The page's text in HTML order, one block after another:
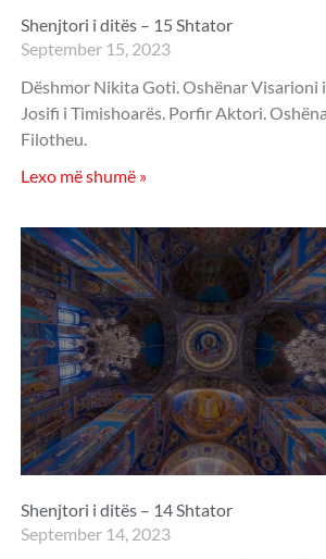
Shenjtori i ditës – 15 Shtator
September 15, 2023
Dëshmor Nikita Goti. Oshënar Visarioni
Josifi i Timishoarës. Porfir Aktori.
Filotheu.
Lexo më shumë »
Shenjtori i ditës – 14 Shtator
September 14, 2023